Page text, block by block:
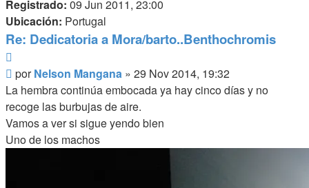
Registrado: 09 Jun 2011, 23:00
Ubicación: Portugal
Re: Dedicatoria a Mora/barto..Benthochromis
Mensaje
porNelson Mangana » 29 Nov 2014, 19:32
La hembra continúa embocada ya hay cinco días y no
recoge las burbujas de aire.
Vamos a ver si sigue yendo bien
Uno de los machos